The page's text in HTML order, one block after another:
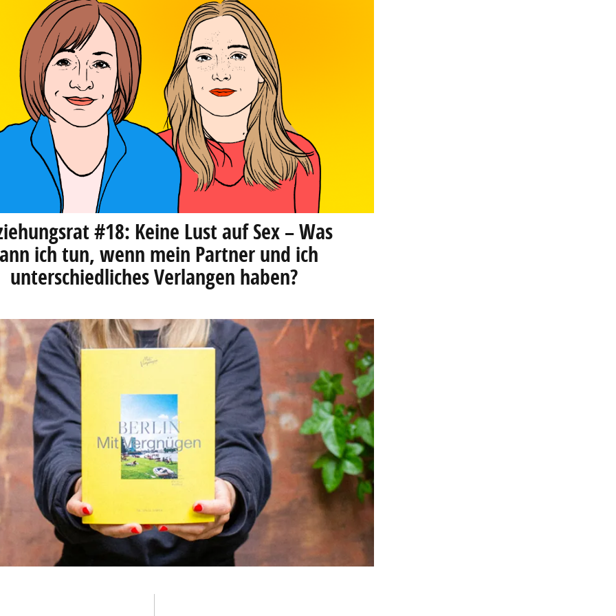
#18: Keine Lust auf Sex – Was
ich tun, wenn mein Partner und ich
unterschiedliches Verlangen haben?